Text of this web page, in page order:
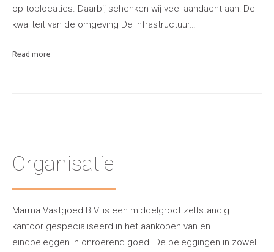
op toplocaties. Daarbij schenken wij veel aandacht aan: De
kwaliteit van de omgeving De infrastructuur…
Read more
Organisatie
Marma Vastgoed B.V. is een middelgroot zelfstandig
kantoor gespecialiseerd in het aankopen van en
eindbeleggen in onroerend goed. De beleggingen in zowel